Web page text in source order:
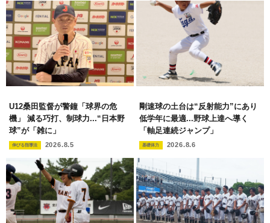
U12桑田監督が警鐘「球界の危
機」 減る巧打、制球力...“日本野
球”が「雑に」
伸びる指導法 2026.8.5
剛速球の土台は“反射能力”にあり
低学年に最適...野球上達へ導く
「軸足連続ジャンプ」
基礎体力 2026.8.6